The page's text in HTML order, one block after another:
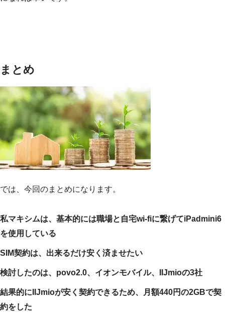
まとめ
では、今回のまとめになります。
私マキシムは、基本的には職場と自宅wi-fiに繋げてiPadmini6
を使用している
SIM契約は、出来るだけ安く済ませたい
検討したのは、povo2.0、イオンモバイル、IIJmioの3社
結果的にIIJmioが安く契約できるため、月額440円の2GBで契
約をした